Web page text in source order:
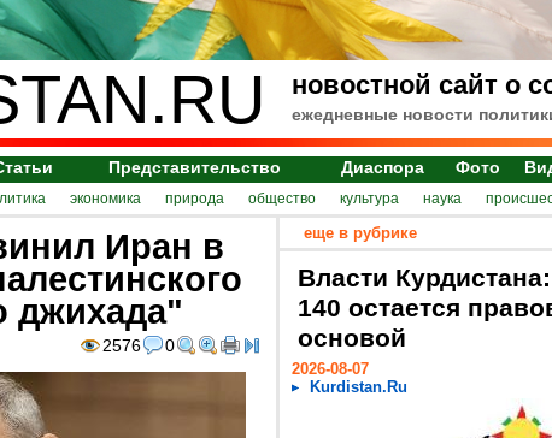
новостной сайт о
ежедневные новости
Представительство Диаспора Фото
экономика природа общество культура наука
Иран в
джихада"
2576 0
еще в рубрике
Власти
140 остается
основой
2026-08-07
Kurdistan.Ru